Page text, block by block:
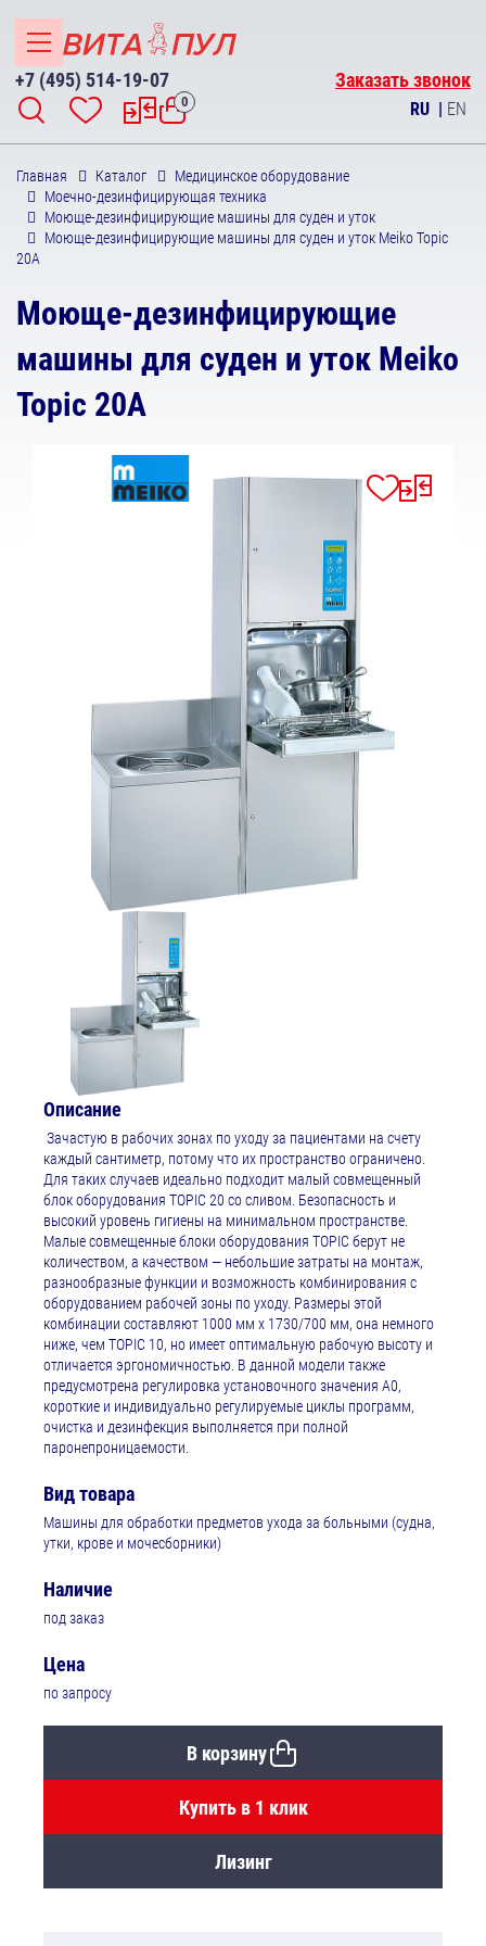
+7 (495) 514-19-07 Заказать звонок
0 RU | EN
Главная Каталог
Медицинское оборудование
Моечно-дезинфицирующая техника
Моюще-дезинфицирующие машины для суден и уток
Моюще-дезинфицирующие машины для суден и уток Meiko Topic
20A
Моюще-дезинфицирующие
машины для суден и уток Meiko
Topic 20A
Описание
Зачастую в рабочих зонах по уходу за пациентами на счету
каждый сантиметр, потому что их пространство ограничено.
Для таких случаев идеально подходит малый совмещенный
блок оборудования TOPIC 20 со сливом. Безопасность и
высокий уровень гигиены на минимальном пространстве.
Малые совмещенные блоки оборудования TOPIC берут не
количеством, а качеством — небольшие затраты на монтаж,
разнообразные функции и возможность комбинирования с
оборудованием рабочей зоны по уходу. Размеры этой
комбинации составляют 1000 мм x 1730/700 мм, она немного
ниже, чем TOPIC 10, но имеет оптимальную рабочую высоту и
отличается эргономичностью. В данной модели также
предусмотрена регулировка установочного значения A0,
короткие и индивидуально регулируемые циклы программ,
очистка и дезинфекция выполняется при полной
паронепроницаемости.
Вид товара
Машины для обработки предметов ухода за больными (судна,
утки, крове и мочесборники)
Наличие
под заказ
Цена
по запросу
В корзину
Купить в 1 клик
Лизинг